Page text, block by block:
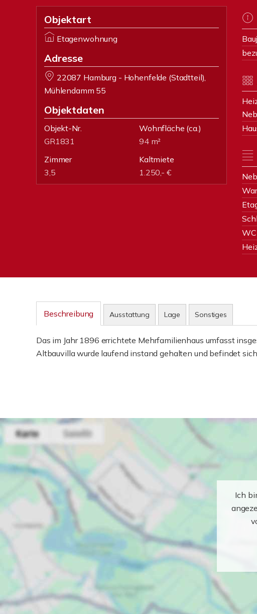
Objektart
Etagenwohnung
Adresse
22087 Hamburg - Hohenfelde (Stadtteil),
Mühlendamm 55
Objektdaten
Objekt-Nr.
GR1831
Wohnfläche (ca.)
94 m²
Zimmer
3,5
Kaltmiete
1.250,- €
WC
Beschreibung Ausstattung Lage Sonstiges
Das im Jahr 1896 errichtete Mehrfamilienhaus umfasst
Altbauvilla wurde laufend instand gehalten und befindet
Ich